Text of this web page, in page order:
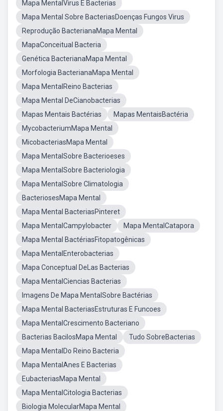
Mapa MentalVirus E Bacterias
Mapa Mental Sobre BacteriasDoenças Fungos Virus
Reprodução BacterianaMapa Mental
MapaConceitual Bacteria
Genética BacterianaMapa Mental
Morfologia BacterianaMapa Mental
Mapa MentalReino Bacterias
Mapa Mental DeCianobacterias
Mapas Mentais Bactérias
Mapas MentaisBactéria
MycobacteriumMapa Mental
MicobacteriasMapa Mental
Mapa MentalSobre Bacterioeses
Mapa MentalSobre Bacteriologia
Mapa MentalSobre Climatologia
BacteriosesMapa Mental
Mapa Mental BacteriasPinteret
Mapa MentalCampylobacter
Mapa MentalCatapora
Mapa Mental BactériasFitopatogênicas
Mapa MentalEnterobacterias
Mapa Conceptual DeLas Bacterias
Mapa MentalCiencias Bacterias
Imagens De Mapa MentalSobre Bactérias
Mapa Mental BacteriasEstruturas E Funcoes
Mapa MentalCrescimento Bacteriano
Bacterias BacilosMapa Mental
Tudo SobreBacterias
Mapa MentalDo Reino Bacteria
Mapa MentalAnes E Bacterias
EubacteriasMapa Mental
Mapa MentalCitologia Bacterias
Biologia MolecularMapa Mental